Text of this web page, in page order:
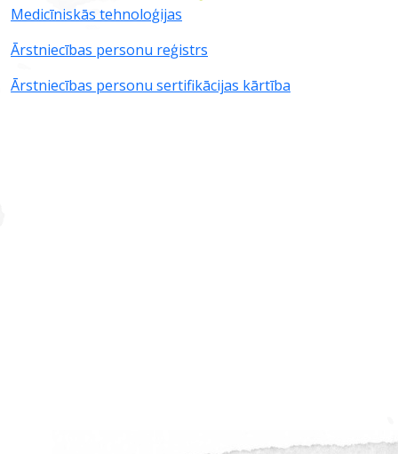
Medicīniskās tehnoloģijas
Ārstniecības personu reģistrs
Ārstniecības personu sertifikācijas kārtība